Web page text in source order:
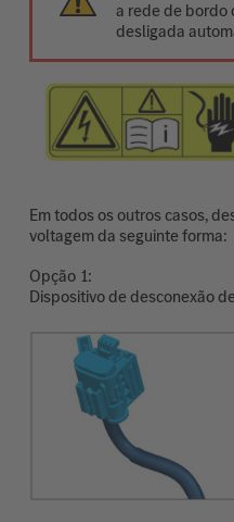
a rede de bordo
desligada
Em todos os outros casos,
voltagem da seguinte forma:
Opção
Dispositivo de desconexão